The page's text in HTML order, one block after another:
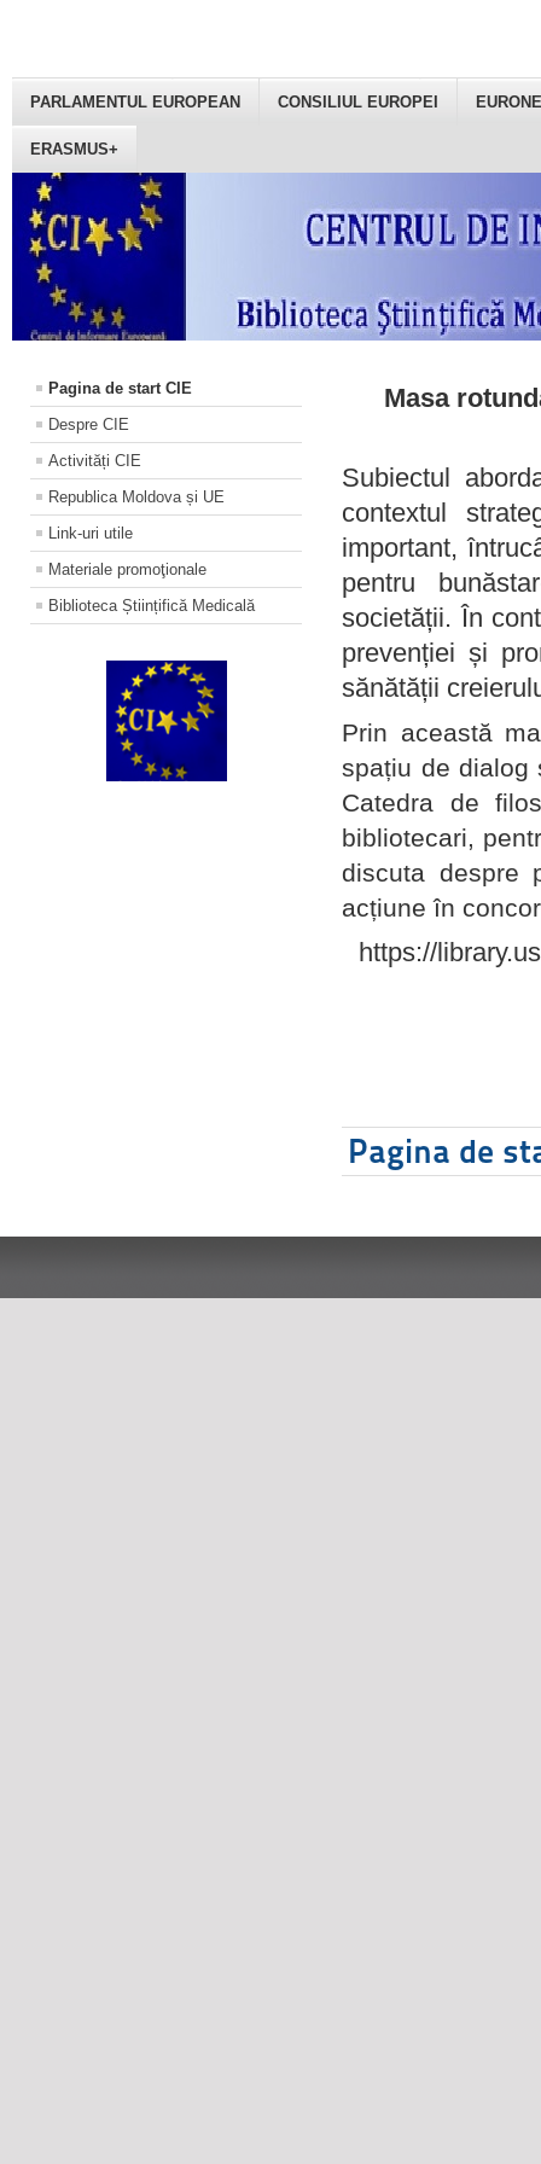
PARLAMENTUL EUROPEAN CONSILIUL EUROPEI
ERASMUS+
Pagina de start CIE
Despre CIE
Activități CIE
Republica Moldova și UE
Link-uri utile
Materiale promoţionale
Biblioteca Științifică Medicală
Masa
Subiectul
contextul
important,
pentru
societății. În
prevenției și
sănătății
Prin această
spațiu de dialog
Catedra de
bibliotecari,
discuta despre
acțiune în
https://
Pagina de